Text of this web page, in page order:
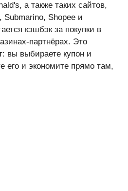
а также таких сайтов,
Submarino, Shopee и
кэшбэк за покупки в
партнёрах. Это
вы выбираете купон и
его и экономите прямо там,